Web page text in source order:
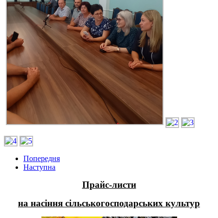
Попередня
Наступна
Прайс-листи
на насіння сільськогосподарських культур